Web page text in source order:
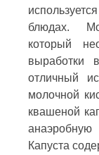
блюдах.
который
выработки
отличный
молочной
квашеной
Капуста